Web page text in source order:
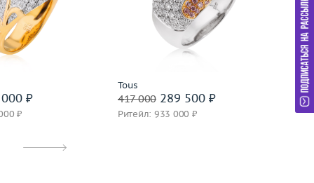
₽
₽
750 пробы
Tous
417 000289 500 ₽
Ритейл: 933 000 ₽
Материал
золото 750 пробы
Подробнее
1